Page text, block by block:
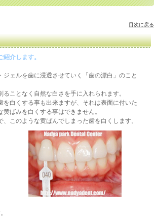
目次に戻る
介します。
ェルを歯に浸透させていく「歯の漂白」のこと
ことなく自然な白さを手に入れられます。
白くする事も出来ますが、それは表面に付いた
ばみを白くする事はできません。
このような黄ばんでしまった歯を白くします。